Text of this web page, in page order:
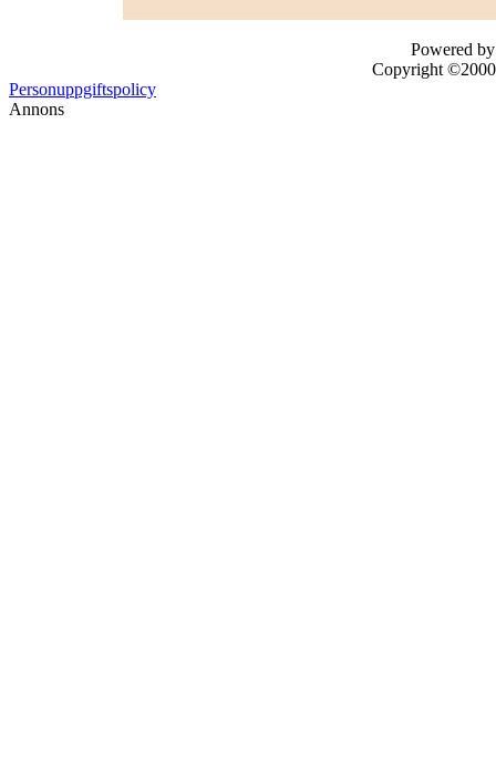
Powered
Copyright ©2000
Personuppgiftspolicy
Annons